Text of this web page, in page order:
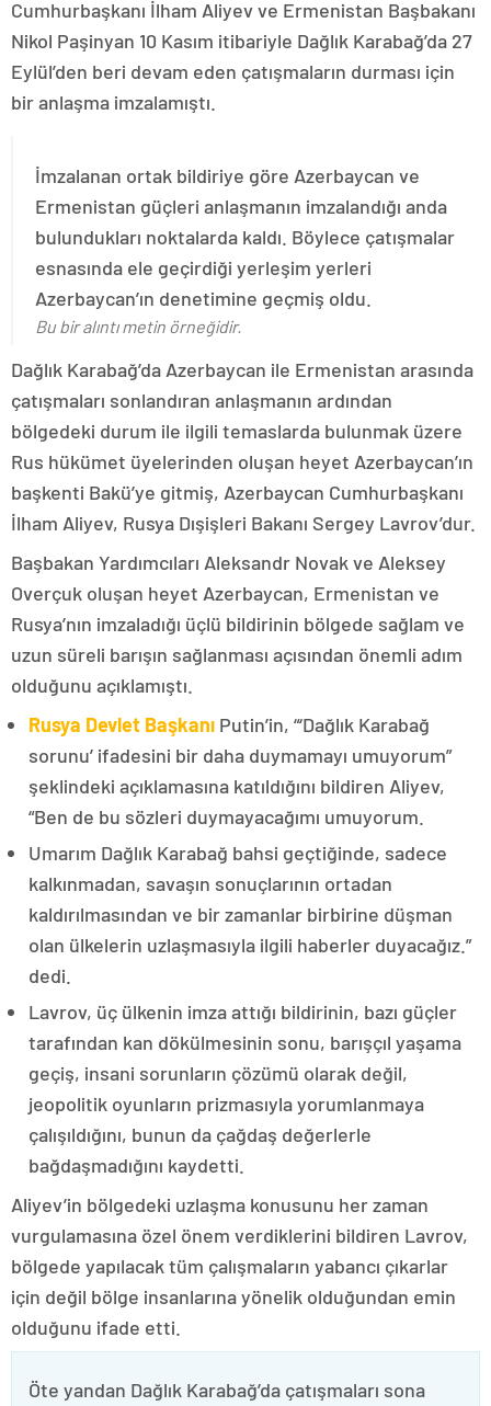
Cumhurbaşkanı İlham Aliyev ve Ermenistan Başbakanı
Nikol Paşinyan 10 Kasım itibariyle Dağlık Karabağ’da 27
Eylül’den beri devam eden çatışmaların durması için
bir anlaşma imzalamıştı.
İmzalanan ortak bildiriye göre Azerbaycan ve
Ermenistan güçleri anlaşmanın imzalandığı anda
bulundukları noktalarda kaldı. Böylece çatışmalar
esnasında ele geçirdiği yerleşim yerleri
Azerbaycan’ın denetimine geçmiş oldu.
Bu bir alıntı metin örneğidir.
Dağlık Karabağ’da Azerbaycan ile Ermenistan arasında
çatışmaları sonlandıran anlaşmanın ardından
bölgedeki durum ile ilgili temaslarda bulunmak üzere
Rus hükümet üyelerinden oluşan heyet Azerbaycan’ın
başkenti Bakü’ye gitmiş, Azerbaycan Cumhurbaşkanı
İlham Aliyev, Rusya Dışişleri Bakanı Sergey Lavrov’dur.
Başbakan Yardımcıları Aleksandr Novak ve Aleksey
Overçuk oluşan heyet Azerbaycan, Ermenistan ve
Rusya’nın imzaladığı üçlü bildirinin bölgede sağlam ve
uzun süreli barışın sağlanması açısından önemli adım
olduğunu açıklamıştı.
Rusya Devlet Başkanı Putin’in, “‘Dağlık Karabağ
sorunu’ ifadesini bir daha duymamayı umuyorum”
şeklindeki açıklamasına katıldığını bildiren Aliyev,
“Ben de bu sözleri duymayacağımı umuyorum.
Umarım Dağlık Karabağ bahsi geçtiğinde, sadece
kalkınmadan, savaşın sonuçlarının ortadan
kaldırılmasından ve bir zamanlar birbirine düşman
olan ülkelerin uzlaşmasıyla ilgili haberler duyacağız.”
dedi.
Lavrov, üç ülkenin imza attığı bildirinin, bazı güçler
tarafından kan dökülmesinin sonu, barışçıl yaşama
geçiş, insani sorunların çözümü olarak değil,
jeopolitik oyunların prizmasıyla yorumlanmaya
çalışıldığını, bunun da çağdaş değerlerle
bağdaşmadığını kaydetti.
Aliyev’in bölgedeki uzlaşma konusunu her zaman
vurgulamasına özel önem verdiklerini bildiren Lavrov,
bölgede yapılacak tüm çalışmaların yabancı çıkarlar
için değil bölge insanlarına yönelik olduğundan emin
olduğunu ifade etti.
Öte yandan Dağlık Karabağ’da çatışmaları sona